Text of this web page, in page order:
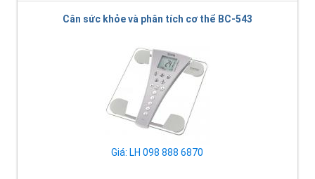
Cân sức khỏe và phân tích cơ thể BC-543
Giá: LH 098 888 6870